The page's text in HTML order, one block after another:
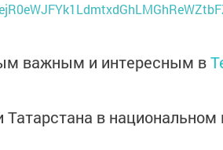
важным и интересным в
Татарстана в